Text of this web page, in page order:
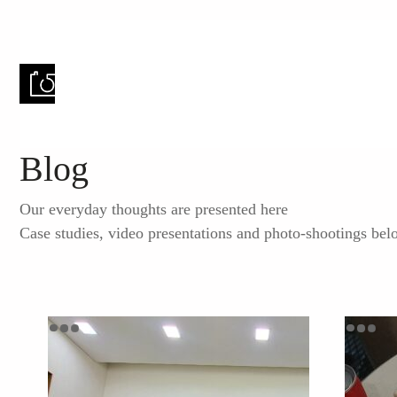
Blog
Our everyday thoughts are presented here
Case studies, video presentations and photo-shootings